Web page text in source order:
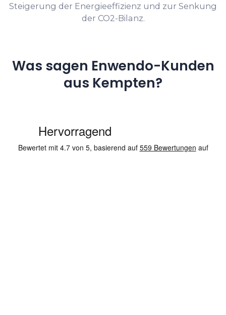
Steigerung der Energieeffizienz und zur Senkung
der CO2-Bilanz.
Was sagen Enwendo-Kunden
aus Kempten?